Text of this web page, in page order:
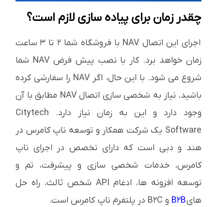
چقدر زمان برای پیاده سازی لازم است؟
اجرای این اتصال NAV با فروشگاه شما 2 تا 3 ساعت
زمان خواهد برد. کار با نصب پیش فرض NAV شما
شروع می شود. با این حال، اگر NAV را سفارشی کرده
باشید، نیاز به شخصی سازی اتصال NAV مطابق با آن
وجود دارد و این به زمان نیاز دارد. Citytech
Software یک شرکت همکار و توسعه ناپ کامرس در
هند و دبی است که دارای تخصص در اجرای ناپ
کامرس، خدمات شخصی سازی و پیشرفت، تم و
توسعه افزونه ها، ادغام API شخص ثالث، راه حل
هایB2B و B2C در پلتفرم ناپ کامرس است.